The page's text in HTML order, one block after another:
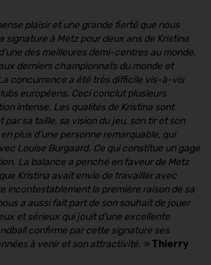
plaisir et une grande fierté que nous
signature à Metz pour deux ans de Kristina
des meilleures demi-centres au monde,
derniers championnats du monde et
concurrence a été très difficile vis-à-vis
européens. Ceci conclut plusieurs
intense. Les qualités de Kristina sont
sa taille, sa vision du jeu, son tir et son
plus d’une personne remarquable, qui
Louise Burgaard. Ce qui constitue un gage
La balance a penché en faveur de Metz
Kristina avait envie de travailler avec
incontestablement la première raison de sa
a aussi fait part de son souhait de jouer
et sérieux qui jouit d’une excellente
confirme par cette signature ses
à venir et son attractivité. » Thierry